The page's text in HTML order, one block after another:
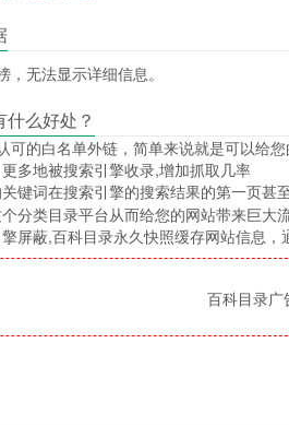
无法显示详细信息。
么好处？
可的白名单外链，简单来说就是可以给
多地被搜索引擎收录,增加抓取几率
键词在搜索引擎的搜索结果的第一页甚
分类目录平台从而给您的网站带来巨大
屏蔽,百科目录永久快照缓存网站信息
百科目录